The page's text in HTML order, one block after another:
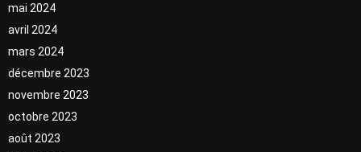
mai 2024
avril 2024
mars 2024
décembre 2023
novembre 2023
octobre 2023
août 2023